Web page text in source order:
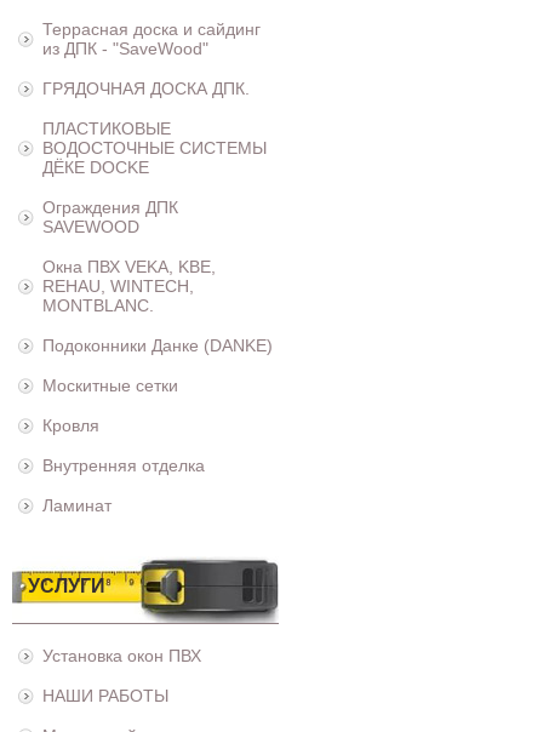
Террасная доска и сайдинг
из ДПК - "SaveWood"
ГРЯДОЧНАЯ ДОСКА ДПК.
ПЛАСТИКОВЫЕ
ВОДОСТОЧНЫЕ СИСТЕМЫ
ДЁКЕ DOCKE
Ограждения ДПК
SAVEWOOD
Окна ПВХ VEKA, KBE,
REHAU, WINTECH,
MONTBLANC.
Подоконники Данке (DANKE)
Москитные сетки
Кровля
Внутренняя отделка
Ламинат
УСЛУГИ
Установка окон ПВХ
НАШИ РАБОТЫ